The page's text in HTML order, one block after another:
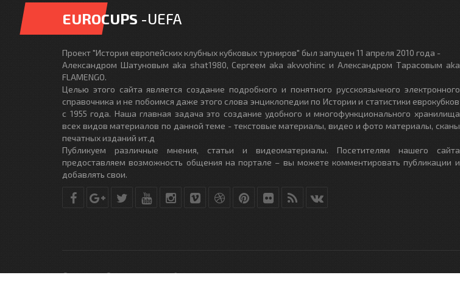
EUROCUPS -UEFA
Проект "История европейских клубных кубковых турниров" был запущен 11 апреля 2010 года -
Александром Шатуновым aka shat1980, Сергеем aka akvvohinc и Александром Тарасовым aka
FLAMENGO.
Целью этого сайта является создание подробного и понятного русскоязычного электронного
справочника и не побоимся даже этого слова энциклопедии по Истории и статистики еврокубков
с 1955 года. Наша главная задача это создание удобного и многофункционального хранилища
всех видов материалов по данной теме - текстовые материалы, видео и фото материалы, сканы
печатных изданий ит.д
Публикуем различные мнения, статьи и видеоматериалы. Посетителям нашего сайта
предоставляем возможность общения на портале – вы можете комментировать публикации и
добавлять свои.
© Copyright © 2010-2017. Разработано студиейDLE-THEME.RU- All Rights Reserved.